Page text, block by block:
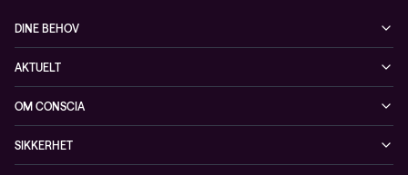
DINE BEHOV
Sikkerhet
Observability
Tjenester, service og support
AKTUELT
Referanser
Whitepapers
OM CONSCIA
Ansatte
SIKKERHET